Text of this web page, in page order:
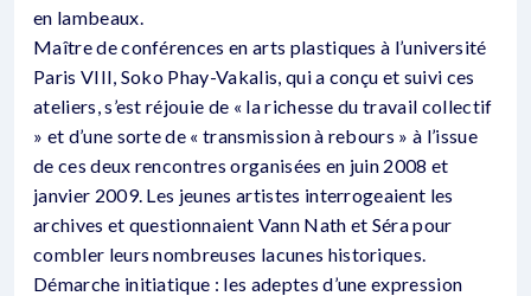
en lambeaux.
Maître de conférences en arts plastiques à l’université
Paris VIII, Soko Phay-Vakalis, qui a conçu et suivi ces
ateliers, s’est réjouie de « la richesse du travail collectif
» et d’une sorte de « transmission à rebours » à l’issue
de ces deux rencontres organisées en juin 2008 et
janvier 2009. Les jeunes artistes interrogeaient les
archives et questionnaient Vann Nath et Séra pour
combler leurs nombreuses lacunes historiques.
Démarche initiatique : les adeptes d’une expression